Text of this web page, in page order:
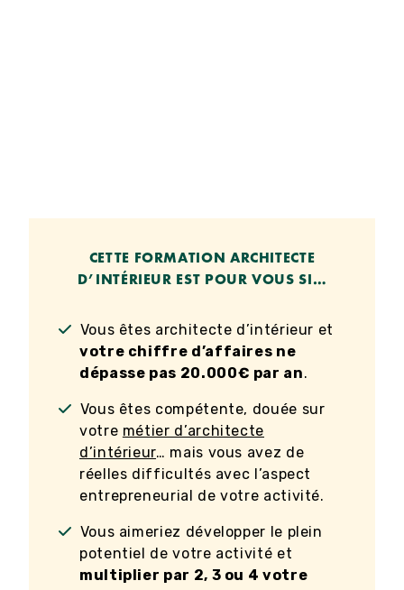
CETTE FORMATION ARCHITECTE
D’INTÉRIEUR EST POUR VOUS SI…
Vous êtes architecte d’intérieur et
votre chiffre d’affaires ne
dépasse pas 20.000€ par an.
Vous êtes compétente, douée sur
votre métier d’architecte
d’intérieur… mais vous avez de
réelles difficultés avec l’aspect
entrepreneurial de votre activité.
Vous aimeriez développer le plein
potentiel de votre activité et
multiplier par 2, 3 ou 4 votre